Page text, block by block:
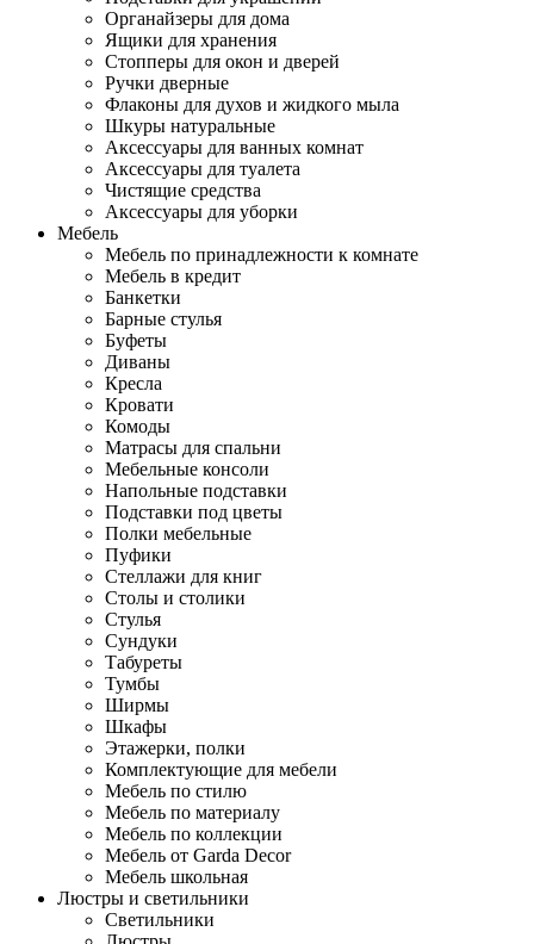
Органайзеры для дома
Ящики для хранения
Стопперы для окон и дверей
Ручки дверные
Флаконы для духов и жидкого мыла
Шкуры натуральные
Аксессуары для ванных комнат
Аксессуары для туалета
Чистящие средства
Аксессуары для уборки
Мебель
Мебель по принадлежности к комнате
Мебель в кредит
Банкетки
Барные стулья
Буфеты
Диваны
Кресла
Кровати
Комоды
Матрасы для спальни
Мебельные консоли
Напольные подставки
Подставки под цветы
Полки мебельные
Пуфики
Стеллажи для книг
Столы и столики
Стулья
Сундуки
Табуреты
Тумбы
Ширмы
Шкафы
Этажерки, полки
Комплектующие для мебели
Мебель по стилю
Мебель по материалу
Мебель по коллекции
Мебель от Garda Decor
Мебель школьная
Люстры и светильники
Светильники